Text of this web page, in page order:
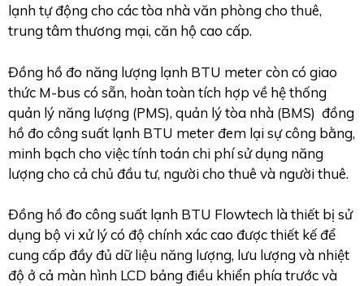
lạnh tự động cho các tòa nhà văn phòng cho thuê,
trung tâm thương mại, căn hộ cao cấp.
Đồng hồ đo năng lượng lạnh BTU meter còn có giao
thức M-bus có sẵn, hoàn toàn tích hợp về hệ thống
quản lý năng lượng (PMS), quản lý tòa nhà (BMS) đồng
hồ đo công suất lạnh BTU meter đem lại sự công bằng,
minh bạch cho việc tính toán chi phí sử dụng năng
lượng cho cả chủ đầu tư, người cho thuê và người thuê.
Đồng hồ đo công suất lạnh BTU Flowtech là thiết bị sử
dụng bộ vi xử lý có độ chính xác cao được thiết kế để
cung cấp đầy đủ dữ liệu năng lượng, lưu lượng và nhiệt
độ ở cả màn hình LCD bảng điều khiển phía trước và